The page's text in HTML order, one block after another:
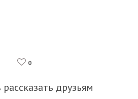
0
друзьям